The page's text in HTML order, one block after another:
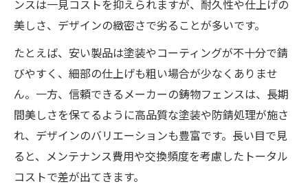
ンスは一見コストを抑えられますが、耐久性や仕上げの
美しさ、デザインの緻密さで劣ることが多いです。
たとえば、安い製品は塗装やコーティングが不十分で錆
びやすく、細部の仕上げも粗い場合が少なくありませ
ん。一方、信頼できるメーカーの鋳物フェンスは、長期
間美しさを保てるように高品質な塗装や防錆処理が施さ
れ、デザインのバリエーションも豊富です。長い目で見
ると、メンテナンス費用や交換頻度を考慮したトータル
コストで差が出てきます。